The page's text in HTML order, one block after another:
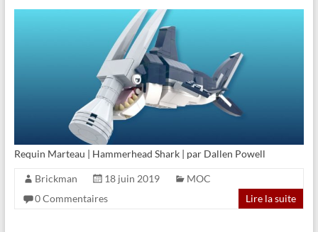
Requin Marteau | Hammerhead Shark | par Dallen Powell
Brickman 18 juin 2019
MOC
0 Commentaires
Lire la suite